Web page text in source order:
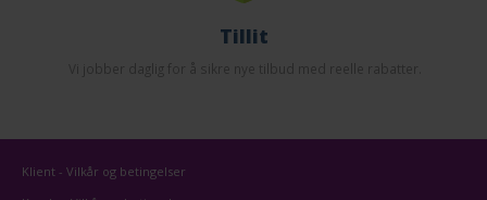
Tillit
Klient - Vilkår og betingelser